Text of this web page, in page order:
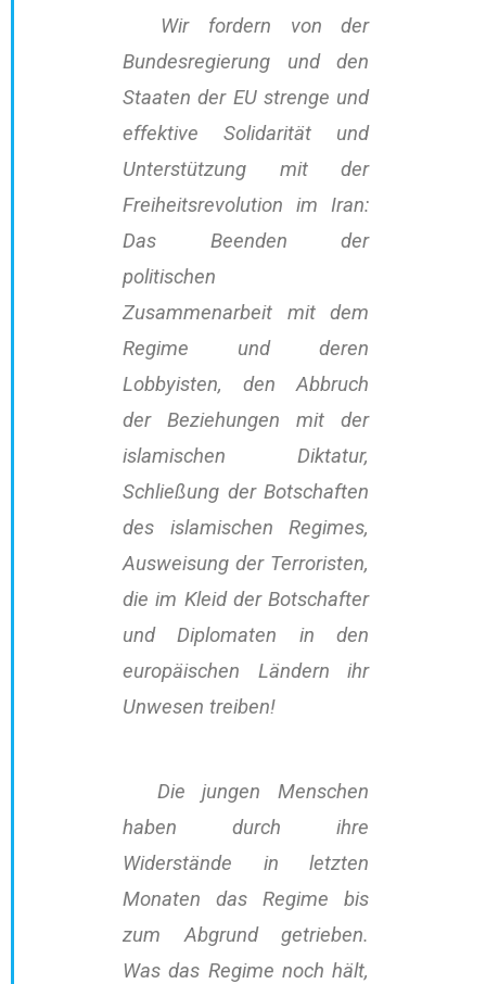
Wir fordern von der
Bundesregierung und den
Staaten der EU strenge und
effektive Solidarität und
Unterstützung mit der
Freiheitsrevolution im Iran:
Das Beenden der
politischen
Zusammenarbeit mit dem
Regime und deren
Lobbyisten, den Abbruch
der Beziehungen mit der
islamischen Diktatur,
Schließung der Botschaften
des islamischen Regimes,
Ausweisung der Terroristen,
die im Kleid der Botschafter
und Diplomaten in den
europäischen Ländern ihr
Unwesen treiben!
Die jungen Menschen
haben durch ihre
Widerstände in letzten
Monaten das Regime bis
zum Abgrund getrieben.
Was das Regime noch hält,